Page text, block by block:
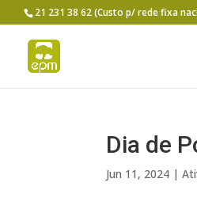
21 231 38 62 (Custo p/ rede fixa
Dia de
Jun 11, 2024 |